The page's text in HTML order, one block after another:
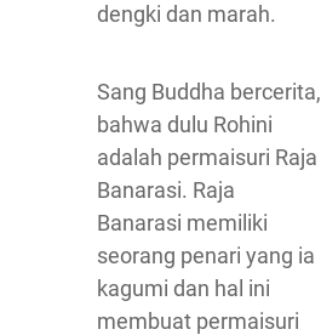
dengki dan marah.
Sang Buddha bercerita,
bahwa dulu Rohini
adalah permaisuri Raja
Banarasi. Raja
Banarasi memiliki
seorang penari yang ia
kagumi dan hal ini
membuat permaisuri